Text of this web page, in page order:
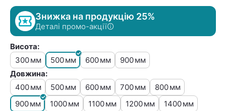
Знижка на продукцію 25%
Деталі промо-акції
Висота:
300мм 500мм 600мм 900мм
Довжина:
400мм 500мм 600мм 700мм 800мм
900мм 1000мм 1100мм 1200мм 1400мм